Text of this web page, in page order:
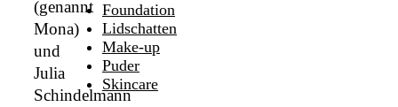
(genannt
Mona)
und
Julia
Schindelmann
Foundation
Lidschatten
Make-up
Puder
Skincare